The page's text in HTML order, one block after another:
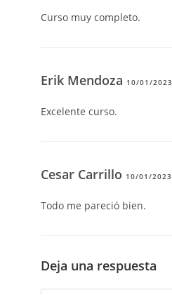
Curso muy completo.
Erik Mendoza 10/01/2023
Excelente curso.
Cesar Carrillo 10/01/2023
Todo me pareció bien.
Deja una respuesta